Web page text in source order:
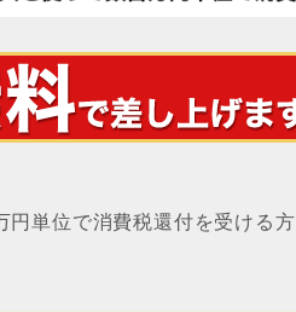
円単位で消費税還付を受ける